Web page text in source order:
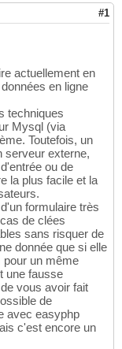
#1
actuellement en
en ligne
techniques
Mysql (via
Toutefois, un
serveur externe,
ou de
la plus facile et la
formulaire très
de clées
sans risquer de
donnée que si elle
pour un même
une fausse
vous avoir fait
de
avec easyphp
c'est encore un